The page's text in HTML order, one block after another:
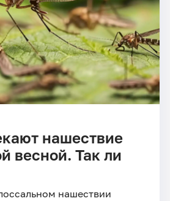
нашествие
весной. Так ли
нашествии